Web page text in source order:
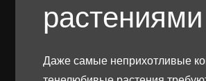
растениями
Даже самые неприхотливые